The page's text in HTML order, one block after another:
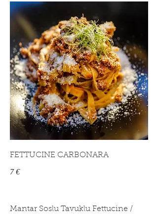
FETTUCINE CARBONARA
7 €
Mantar Soslu Tavuklu Fettucine /